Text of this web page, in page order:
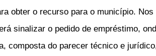
obter o recurso para o município.
sinalizar o pedido de empréstimo,
composta do parecer técnico e